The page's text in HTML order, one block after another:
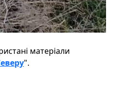
матеріали
".